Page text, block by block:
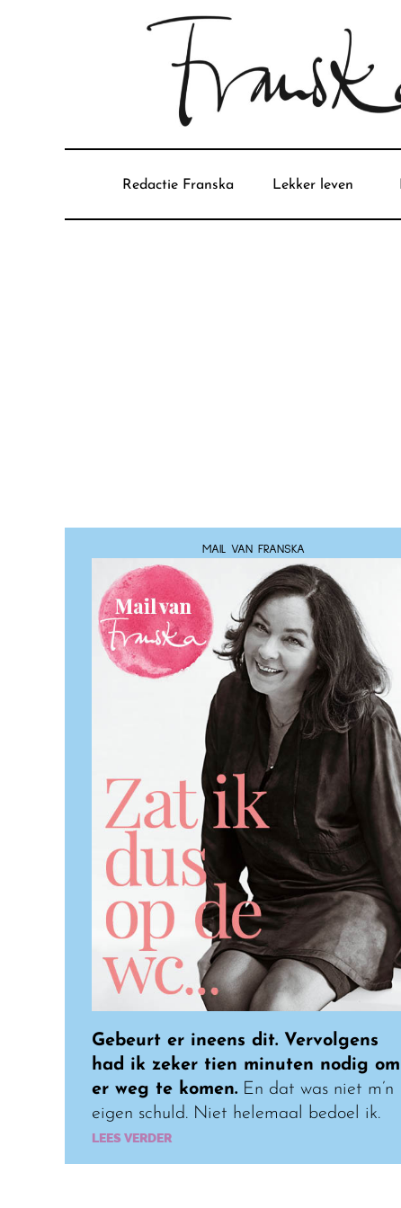
Redactie Franska Lekker leven
MAIL VAN FRANSKA
Gebeurt er ineens dit. Vervolgens
had ik zeker tien minuten nodig om
er weg te komen. En dat was niet m’n
eigen schuld. Niet helemaal bedoel ik.
LEES VERDER